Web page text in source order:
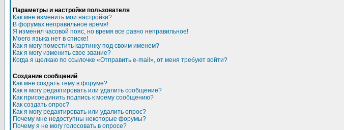
Параметры и настройки пользователя
Как мне изменить мои настройки?
В форумах неправильное время!
Я изменил часовой пояс, но время все равно неправильное!
Моего языка нет в списке!
Как я могу поместить картинку под своим именем?
Как я могу изменить свое звание?
Когда я щелкаю по ссылочке «Отправить e-mail», от меня требуют войти?
Создание сообщений
Как мне создать тему в форуме?
Как я могу редактировать или удалить сообщение?
Как присоединить подпись к моему сообщению?
Как создать опрос?
Как я могу редактировать или удалить опрос?
Почему мне недоступны некоторые форумы?
Почему я не могу голосовать в опросе?